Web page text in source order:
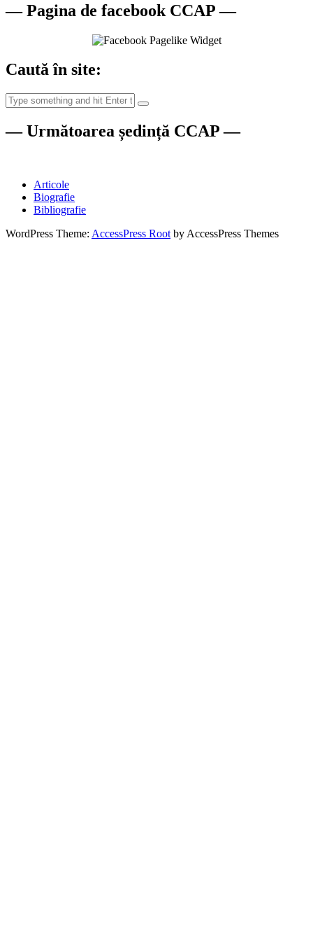
— Pagina de facebook CCAP —
Caută în site:
— Următoarea ședință CCAP —
Articole
Biografie
Bibliografie
WordPress Theme: AccessPress Root by AccessPress Themes